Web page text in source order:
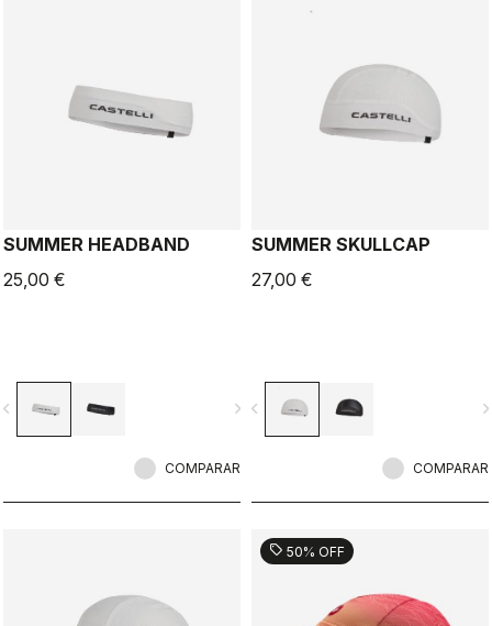
SUMMER HEADBAND
25,00 €
navigate_next
COMPARAR
SUMMER SKULLCAP
27,00 €
navigate_before
COMPARAR
sell 50% OFF